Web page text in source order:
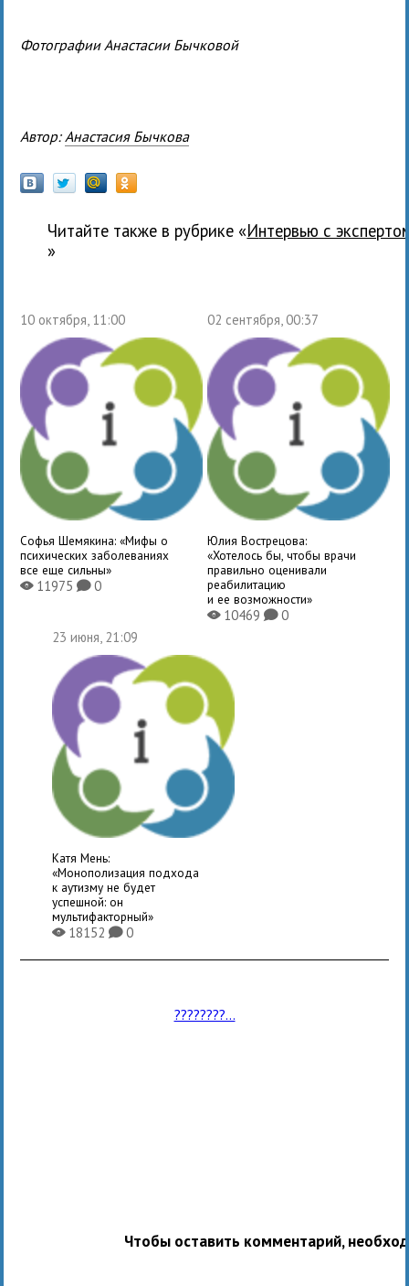
Фотографии Анастасии Бычковой
Автор: Анастасия Бычкова
Читайте также в рубрике «
Интервью с
»
10 октября, 11:00
Софья Шемякина: «Мифы о
психических заболеваниях
все еще сильны»
X11975K0
02 сентября, 00:37
Юлия Вострецова:
«Хотелось бы, чтобы врачи
правильно оценивали
реабилитацию
и ее возможности»
X10469 K0
23 июня, 21:09
Катя Мень:
«Монополизация подхода
к аутизму не будет
успешной: он
мультифакторный»
X18152K0
????????...
Чтобы оставить комментарий,